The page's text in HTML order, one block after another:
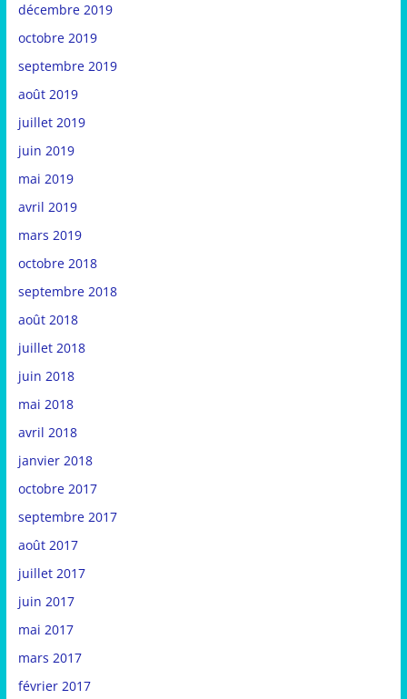
décembre 2019
octobre 2019
septembre 2019
août 2019
juillet 2019
juin 2019
mai 2019
avril 2019
mars 2019
octobre 2018
septembre 2018
août 2018
juillet 2018
juin 2018
mai 2018
avril 2018
janvier 2018
octobre 2017
septembre 2017
août 2017
juillet 2017
juin 2017
mai 2017
mars 2017
février 2017